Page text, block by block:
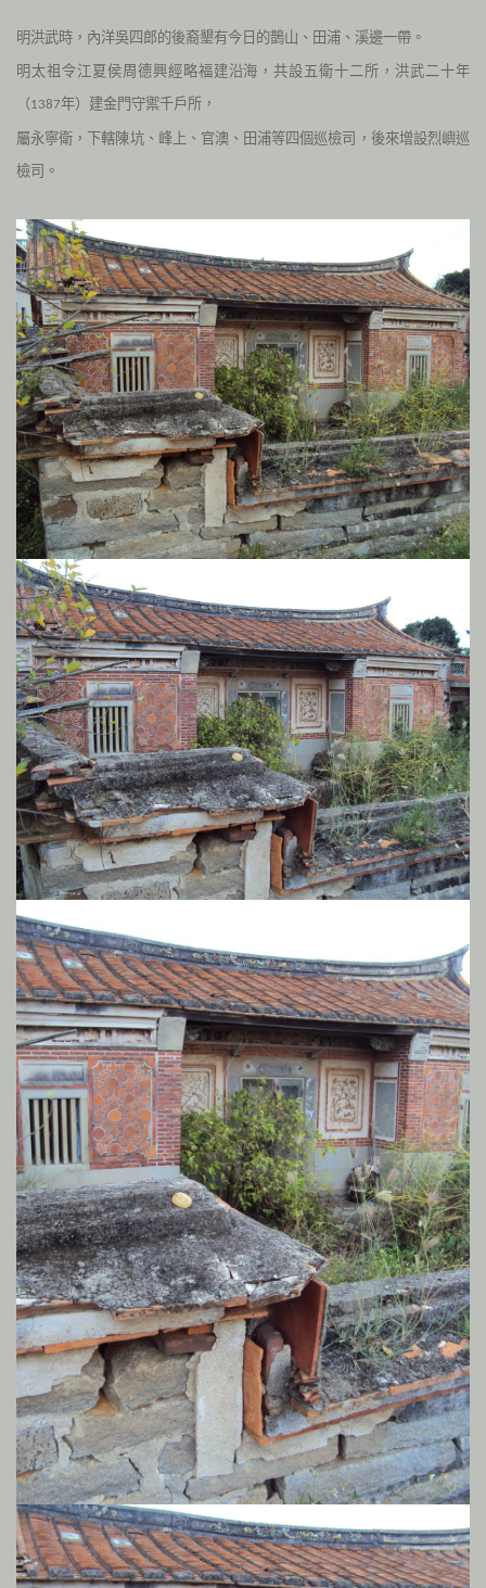
明洪武時，內洋吳四郎的後裔墾有今日的鵲山、田浦、溪邊一帶。
明太祖令江夏侯周德興經略福建沿海，共設五衛十二所，洪武二十年
（1387年）建金門守禦千戶所，
屬永寧衛，下轄陳坑、峰上、官澳、田浦等四個巡檢司，後來增設烈嶼巡
檢司。